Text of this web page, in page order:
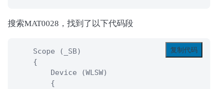
搜索MAT0028，找到了以下代码段
复制代码
    Scope (_SB)
    {
        Device (WLSW)
        {